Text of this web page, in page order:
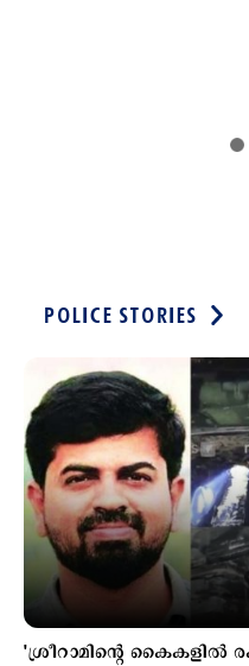
Kuttapathram
ആഭ്യന്തര മന്ത്രിക്കും
'ആയങ്കി'യെ പൂട്ടാന്‍ 10
3 hours ago
POLICE STORIES
'ശ്രീറാമിന്‍റെ